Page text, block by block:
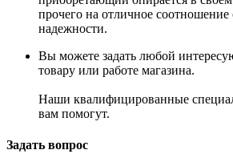
прочего на отличное соотношение
надежности.
Вы можете задать любой
товару или работе магазина.
Наши квалифицированные
вам помогут.
Задать вопрос